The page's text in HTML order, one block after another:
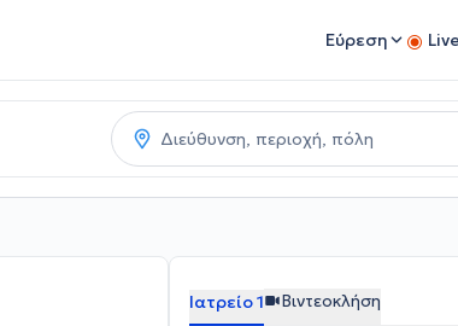
Εύρεση
Ιατρείο 1 Βιντεοκλήση